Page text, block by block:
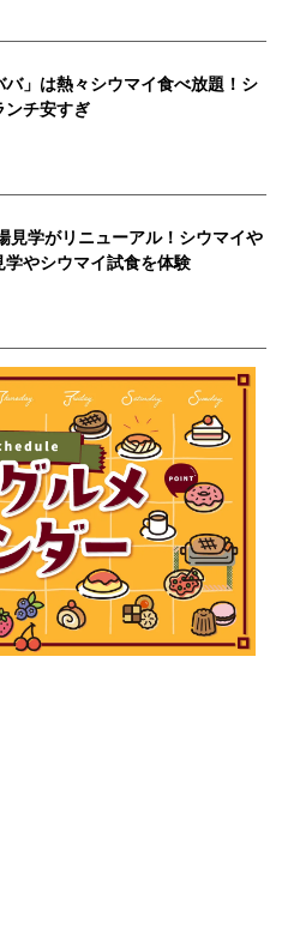
バ」は熱々シウマイ食べ放題！シ
ンチ安すぎ
見学がリニューアル！シウマイや
学やシウマイ試食を体験